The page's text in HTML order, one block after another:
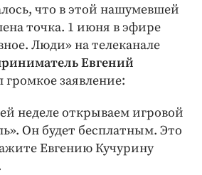
года
что в этой нашумевшей
точка. 1 июня в эфире
Люди» на телеканале
Евгений
громкое заявление:
неделе открываем игровой
Он будет бесплатным. Это
Евгению Кучурину